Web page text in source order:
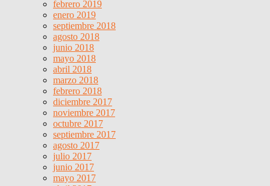
febrero 2019
enero 2019
septiembre 2018
agosto 2018
junio 2018
mayo 2018
abril 2018
marzo 2018
febrero 2018
diciembre 2017
noviembre 2017
octubre 2017
septiembre 2017
agosto 2017
julio 2017
junio 2017
mayo 2017